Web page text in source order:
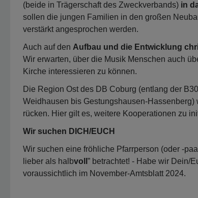
(beide in Trägerschaft des Zweckverbands) in
sollen die jungen Familien in den großen
verstärkt angesprochen werden.
Auch auf den Aufbau und die Entwicklung
Wir erwarten, über die Musik Menschen auch
Kirche interessieren zu können.
Die Region Ost des DB Coburg (entlang der
Weidhausen bis Gestungshausen-
rücken. Hier gilt es, weitere Kooperationen zu
Wir suchen DICH/EUCH
Wir suchen eine fröhliche Pfarrperson (oder -
lieber als halbvoll” betrachtet! - Habe wir Dein/
voraussichtlich im November-Amtsblatt 2024.